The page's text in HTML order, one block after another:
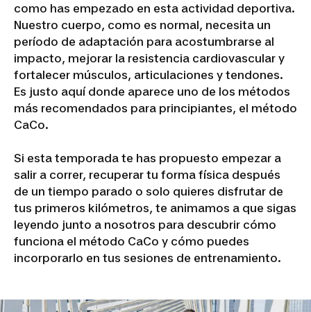
como has empezado en esta actividad deportiva.
Nuestro cuerpo, como es normal, necesita un
período de adaptación para acostumbrarse al
impacto, mejorar la resistencia cardiovascular y
fortalecer músculos, articulaciones y tendones.
Es justo aquí donde aparece uno de los métodos
más recomendados para principiantes, el método
CaCo.
Si esta temporada te has propuesto empezar a
salir a correr, recuperar tu forma física después
de un tiempo parado o solo quieres disfrutar de
tus primeros kilómetros, te animamos a que sigas
leyendo junto a nosotros para descubrir cómo
funciona el método CaCo y cómo puedes
incorporarlo en tus sesiones de entrenamiento.